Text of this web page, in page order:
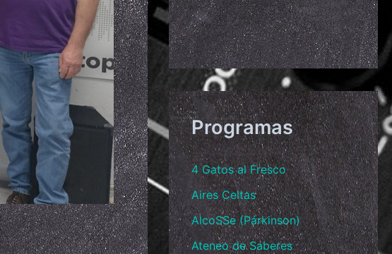
Programas
4 Gatos al Fresco
Aires Celtas
AlcoSSe (Párkinson)
Ateneo de Saberes